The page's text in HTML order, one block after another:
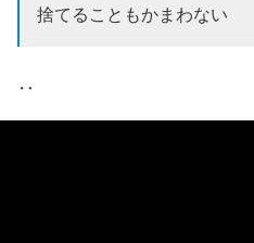
捨てることもかまわない
‥